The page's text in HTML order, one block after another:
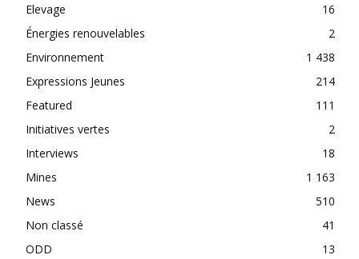
Elevage
16
Énergies renouvelables
2
Environnement
1 438
Expressions Jeunes
214
Featured
111
Initiatives vertes
2
Interviews
18
Mines
1 163
News
510
Non classé
41
ODD
13